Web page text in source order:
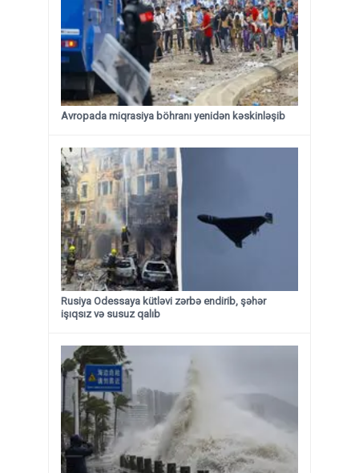
Avropada miqrasiya böhranı yenidən kəskinləşib
Rusiya Odessaya kütləvi zərbə endirib, şəhər
işıqsız və susuz qalıb